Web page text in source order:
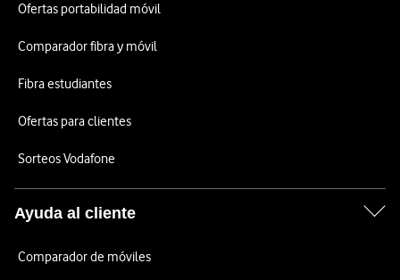
Ofertas portabilidad móvil
Comparador fibra y móvil
Fibra estudiantes
Ofertas para clientes
Sorteos Vodafone
Ayuda al cliente
Comparador de móviles